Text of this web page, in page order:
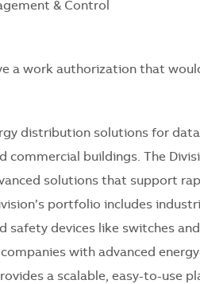
& Control
a work authorization that
distribution solutions for
commercial buildings. The
solutions that support
portfolio includes
safety devices like switches
with advanced
a scalable, easy-to-use